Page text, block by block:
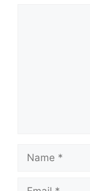
Name
Email